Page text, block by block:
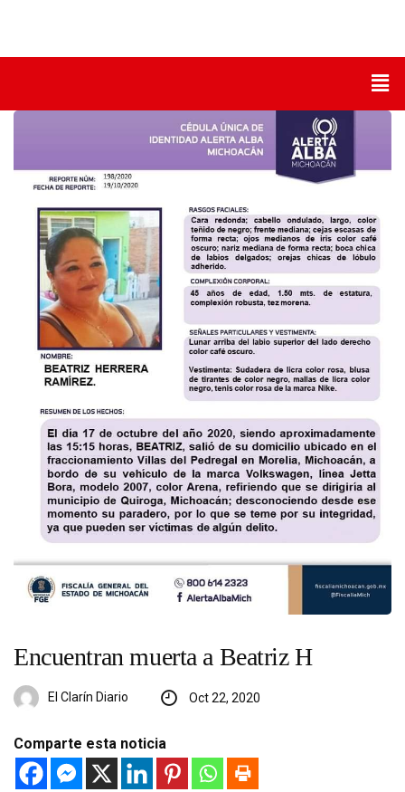
Encuentran muerta a Beatriz H
El Clarín Diario Oct 22, 2020
Comparte esta noticia